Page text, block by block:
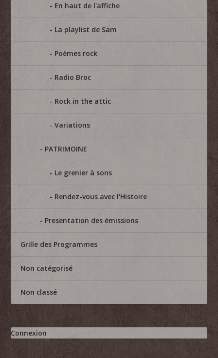
En haut de l'affiche
La playlist de Sam
Poèmes rock
Radio Broc
Rock in the attic
Variations
PATRIMOINE
Le grenier à sons
Rendez-vous avec l'Histoire
Presentation des émissions
Grille des Programmes
Non catégorisé
Non classé
Connexion